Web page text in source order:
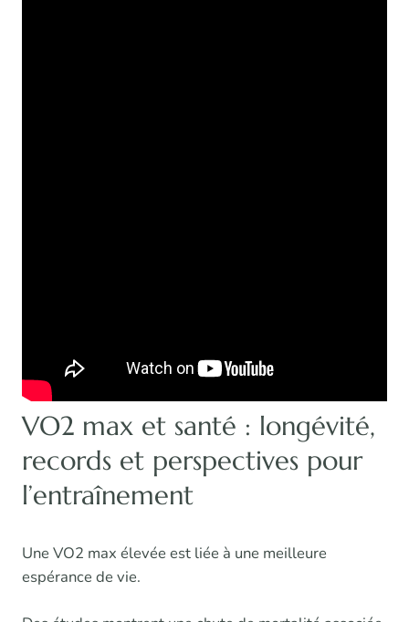
VO2 max et santé : longévité,
records et perspectives pour
l’entraînement
Une VO2 max élevée est liée à une meilleure
espérance de vie.